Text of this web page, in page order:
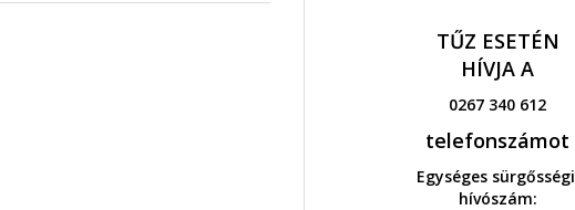
TŰZ ESETÉN
HÍVJA A
0267 340 612
telefonszámot
Egységes sürgősségi
hívószám: